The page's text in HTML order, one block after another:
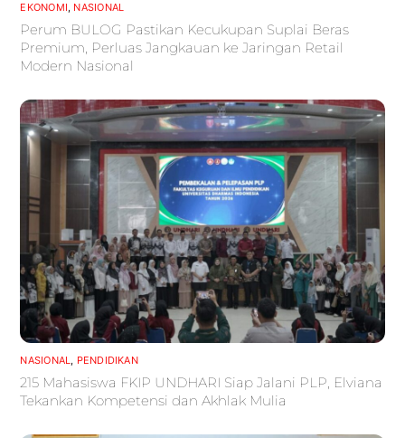
EKONOMI, NASIONAL
Perum BULOG Pastikan Kecukupan Suplai Beras
Premium, Perluas Jangkauan ke Jaringan Retail
Modern Nasional
NASIONAL, PENDIDIKAN
215 Mahasiswa FKIP UNDHARI Siap Jalani PLP, Elviana
Tekankan Kompetensi dan Akhlak Mulia